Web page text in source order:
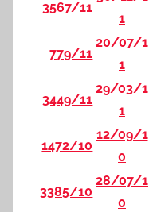
3567/11
1
779/11
20/07/1
1
3449/11
29/03/1
1
1472/10
12/09/1
0
3385/10
28/07/1
0